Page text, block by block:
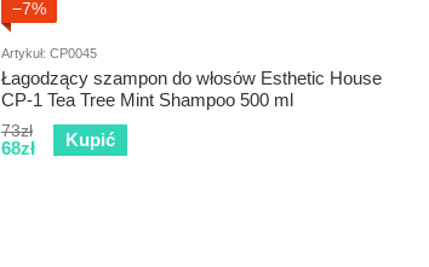
−7%
Artykuł: CP0045
Łagodzący szampon do włosów Esthetic House
CP-1 Tea Tree Mint Shampoo 500 ml
73zł
68zł Kupić